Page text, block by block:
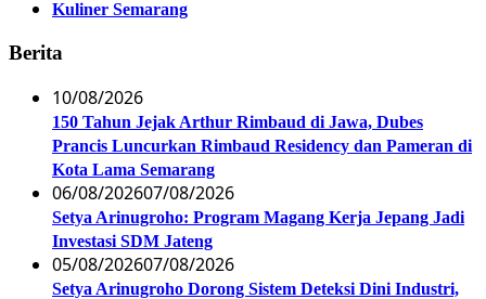
Kuliner Semarang
Berita
10/08/2026
150 Tahun Jejak Arthur Rimbaud di Jawa, Dubes
Prancis Luncurkan Rimbaud Residency dan Pameran di
Kota Lama Semarang
06/08/202607/08/2026
Setya Arinugroho: Program Magang Kerja Jepang Jadi
Investasi SDM Jateng
05/08/202607/08/2026
Setya Arinugroho Dorong Sistem Deteksi Dini Industri,